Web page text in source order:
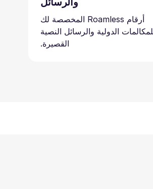
أرقام Roamless المخصصة لك
الدولية والرسائل النصية
القصيرة.